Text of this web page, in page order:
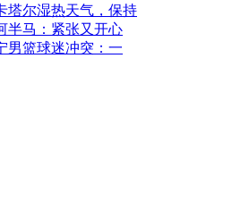
塔尔湿热天气，保持
半马：紧张又开心
男篮球迷冲突：一